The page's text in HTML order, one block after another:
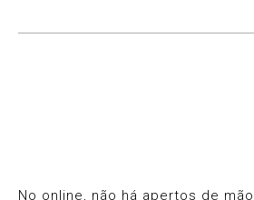
No online, não há apertos de